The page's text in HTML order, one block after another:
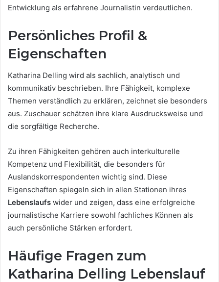
Entwicklung als erfahrene Journalistin verdeutlichen.
Persönliches Profil &
Eigenschaften
Katharina Delling wird als sachlich, analytisch und
kommunikativ beschrieben. Ihre Fähigkeit, komplexe
Themen verständlich zu erklären, zeichnet sie besonders
aus. Zuschauer schätzen ihre klare Ausdrucksweise und
die sorgfältige Recherche.
Zu ihren Fähigkeiten gehören auch interkulturelle
Kompetenz und Flexibilität, die besonders für
Auslandskorrespondenten wichtig sind. Diese
Eigenschaften spiegeln sich in allen Stationen ihres
Lebenslaufs wider und zeigen, dass eine erfolgreiche
journalistische Karriere sowohl fachliches Können als
auch persönliche Stärken erfordert.
Häufige Fragen zum
Katharina Delling Lebenslauf